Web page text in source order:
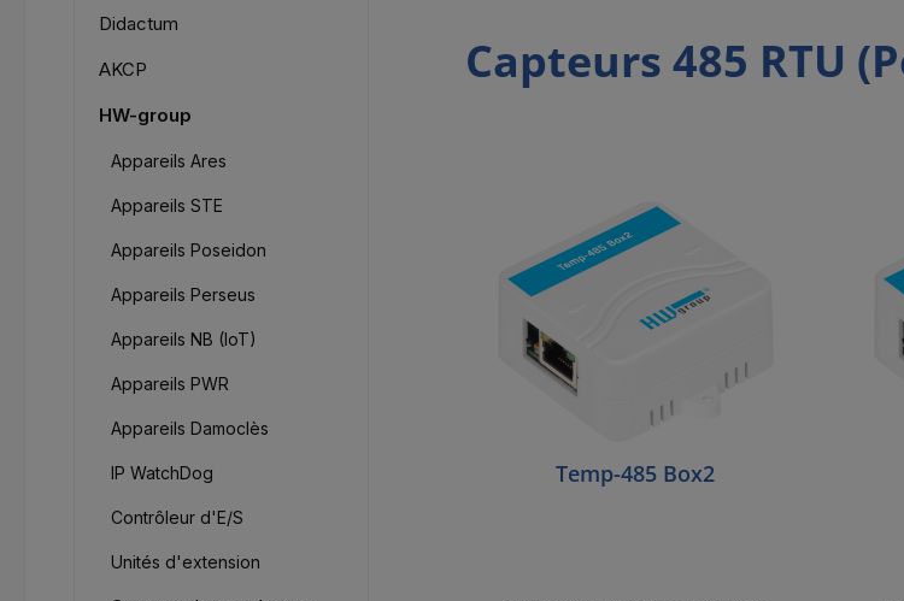
Didactum
AKCP
HW-group
Appareils Ares
Appareils STE
Appareils Poseidon
Appareils Perseus
Appareils NB (IoT)
Appareils PWR
Appareils Damoclès
IP WatchDog
Contrôleur d'E/S
Unités d'extension
Capteurs 485 RTU
Temp-485 Box2